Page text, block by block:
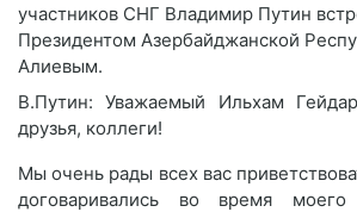
участников СНГ Владимир Путин
Президентом Азербайджанской
Алиевым.
В.Путин: Уважаемый Ильхам
друзья, коллеги!
Мы очень рады всех вас
договаривались во время